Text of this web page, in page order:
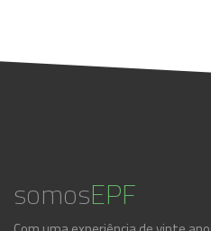
somosEPF